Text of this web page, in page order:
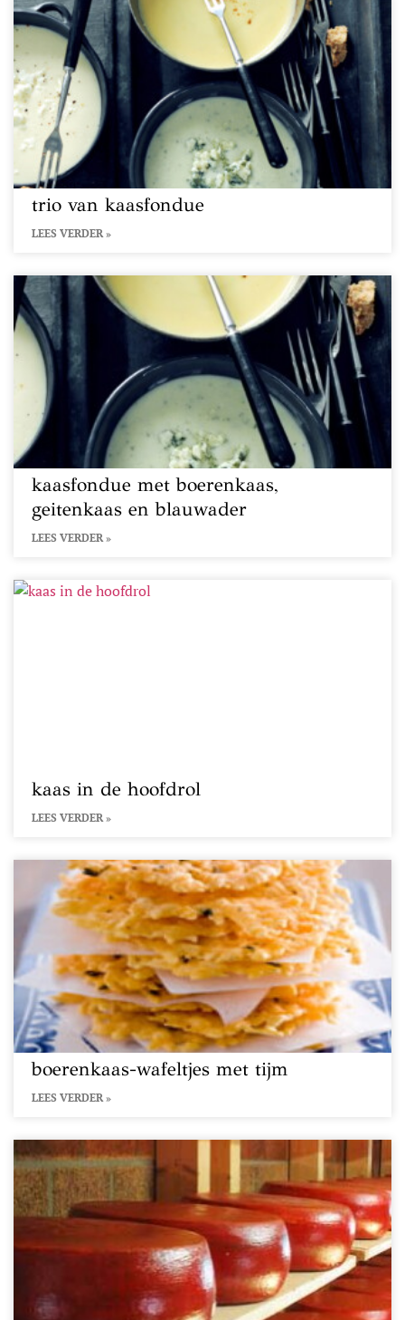
trio van kaasfondue
LEES VERDER »
kaasfondue met boerenkaas,
geitenkaas en blauwader
LEES VERDER »
kaas in de hoofdrol
LEES VERDER »
boerenkaas-wafeltjes met tijm
LEES VERDER »